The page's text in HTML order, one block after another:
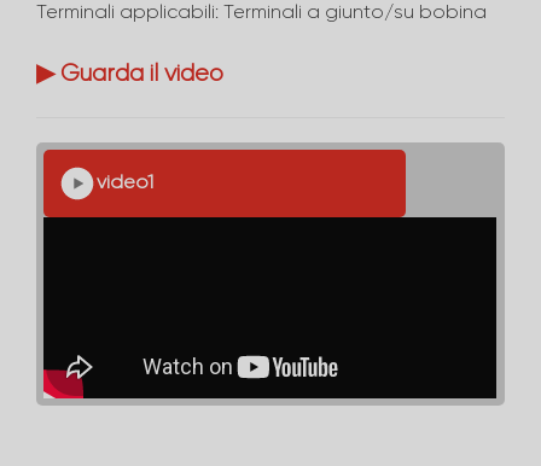
Terminali applicabili: Terminali a giunto/su bobina
▶ Guarda il video
video1